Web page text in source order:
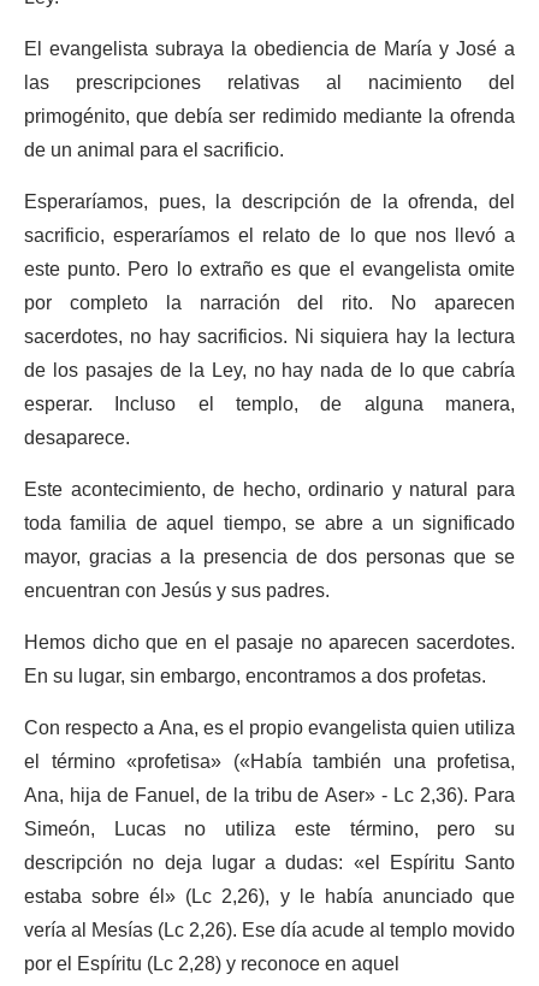
El evangelista subraya la obediencia de María y José a
las prescripciones relativas al nacimiento del
primogénito, que debía ser redimido mediante la ofrenda
de un animal para el sacrificio.
Esperaríamos, pues, la descripción de la ofrenda, del
sacrificio, esperaríamos el relato de lo que nos llevó a
este punto. Pero lo extraño es que el evangelista omite
por completo la narración del rito. No aparecen
sacerdotes, no hay sacrificios. Ni siquiera hay la lectura
de los pasajes de la Ley, no hay nada de lo que cabría
esperar. Incluso el templo, de alguna manera,
desaparece.
Este acontecimiento, de hecho, ordinario y natural para
toda familia de aquel tiempo, se abre a un significado
mayor, gracias a la presencia de dos personas que se
encuentran con Jesús y sus padres.
Hemos dicho que en el pasaje no aparecen sacerdotes.
En su lugar, sin embargo, encontramos a dos profetas.
Con respecto a Ana, es el propio evangelista quien utiliza
el término «profetisa» («Había también una profetisa,
Ana, hija de Fanuel, de la tribu de Aser» - Lc 2,36). Para
Simeón, Lucas no utiliza este término, pero su
descripción no deja lugar a dudas: «el Espíritu Santo
estaba sobre él» (Lc 2,26), y le había anunciado que
vería al Mesías (Lc 2,26). Ese día acude al templo movido
por el Espíritu (Lc 2,28) y reconoce en aquel